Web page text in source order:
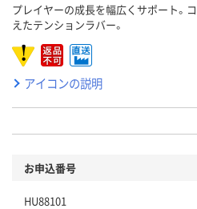
プレイヤーの成長を幅広くサポート。
えたテンションラバー。
アイコンの説明
お申込番号
HU88101